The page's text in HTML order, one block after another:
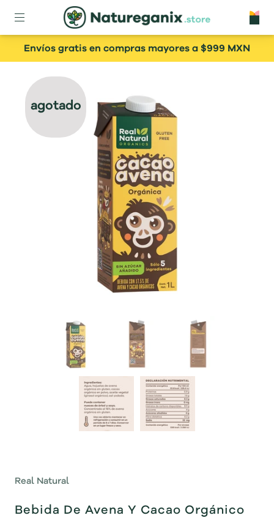
Envíos gratis en compras mayores a $999 MXN
agotado
Real Natural
Bebida De Avena Y Cacao Orgánico